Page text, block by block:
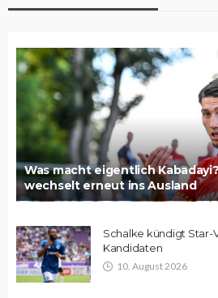
Was macht eigentlich
wechselt erneut ins Ausland
Schalke kündigt Star-
Kandidaten
10. August 2026